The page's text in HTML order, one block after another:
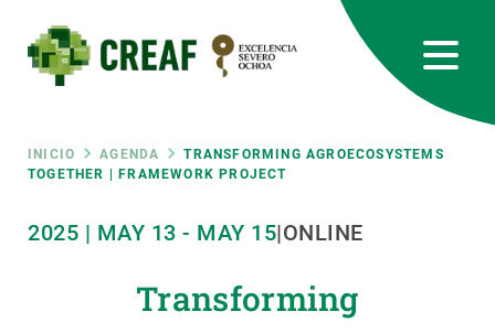
contenido
principal
Ruta
de
navegación
INICIO AGENDA
TRANSFORMING AGROECOSYSTEMS
TOGETHER | FRAMEWORK PROJECT
2025 | MAY 13 - MAY 15|ONLINE
Transforming
RRSS
Featured
responsive